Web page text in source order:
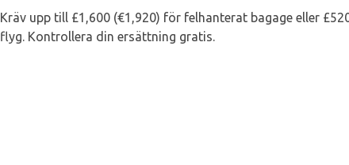
Kräv upp till £1,600 (€1,920) för felhanterat bagage eller
flyg. Kontrollera din ersättning gratis.